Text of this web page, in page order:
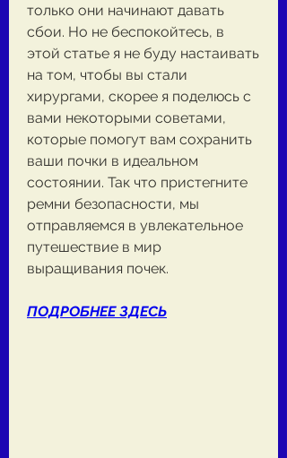
только они начинают давать
сбои. Но не беспокойтесь, в
этой статье я не буду настаивать
на том, чтобы вы стали
хирургами, скорее я поделюсь с
вами некоторыми советами,
которые помогут вам сохранить
ваши почки в идеальном
состоянии. Так что пристегните
ремни безопасности, мы
отправляемся в увлекательное
путешествие в мир
выращивания почек.
ПОДРОБНЕЕ ЗДЕСЬ